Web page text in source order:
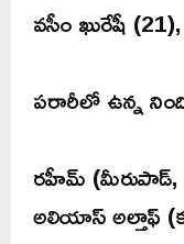
వసీం ఖురేషీ
పరారీలో ఉన్న
రహీమ్ (మీరుపాడ్,
అలియాస్ అల్తాఫ్